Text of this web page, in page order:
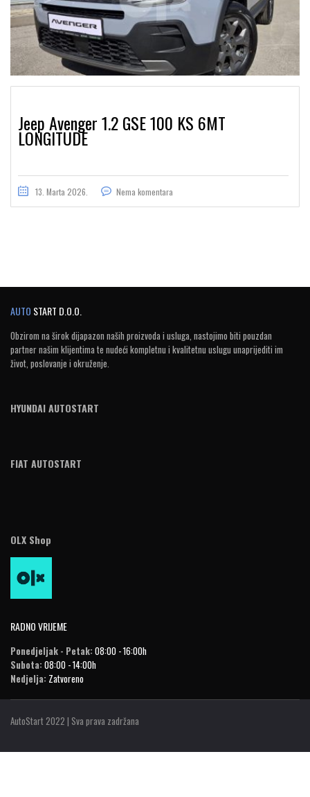
Jeep Avenger 1.2 GSE 100 KS 6MT
LONGITUDE
13. Marta 2026. Nema komentara
AUTO START D.O.O.
Obzirom na širok dijapazon naših proizvoda i usluga, nastojimo biti pouzdan
partner našim klijentima te nudeći kompletnu i kvalitetnu uslugu unaprijediti im
život, poslovanje i okruženje.
HYUNDAI AUTOSTART
FIAT AUTOSTART
OLX Shop
RADNO VRIJEME
Ponedjeljak - Petak: 08:00 - 16:00h
Subota: 08:00 - 14:00h
Nedjelja: Zatvoreno
AutoStart 2022 | Sva prava zadržana